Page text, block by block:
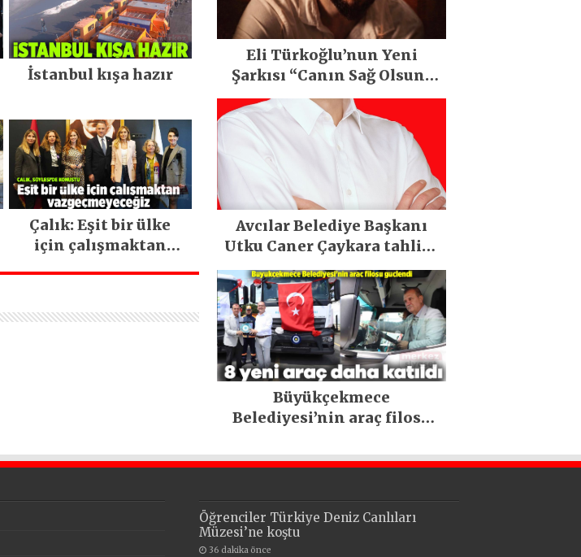
İstanbul kışa hazır
Çalık: Eşit bir ülke
için çalışmaktan
Eli Türkoğlu’nun Yeni
Şarkısı “Canın Sağ Olsun”
Büyük İlgi Gördü!..
Avcılar Belediye Başkanı
Utku Caner Çaykara tahliye
edildi
Büyükçekmece
Belediyesi’nin araç filosu
Öğrenciler Türkiye Deniz Canlıları
Müzesi’ne koştu
36 dakika önce